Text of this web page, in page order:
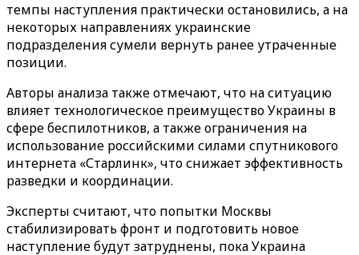
темпы наступления практически остановились, а на
некоторых направлениях украинские
подразделения сумели вернуть ранее утраченные
позиции.
Авторы анализа также отмечают, что на ситуацию
влияет технологическое преимущество Украины в
сфере беспилотников, а также ограничения на
использование российскими силами спутникового
интернета «Старлинк», что снижает эффективность
разведки и координации.
Эксперты считают, что попытки Москвы
стабилизировать фронт и подготовить новое
наступление будут затруднены, пока Украина